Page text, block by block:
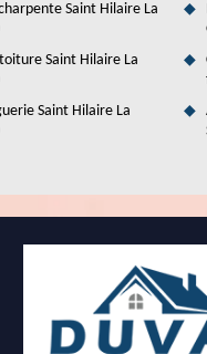
au couvreur Duval
Rénovation & Couverture!
Saint Hilaire La
Saint Hilaire La
Saint Hilaire La